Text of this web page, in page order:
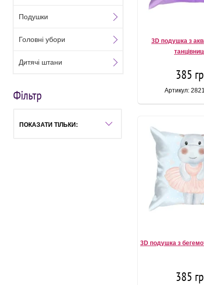
3D подушка з
385
Артикул:
3D подушка з
385
Подушки
Головні убори
Дитячі штани
Фільтр
ПОКАЗАТИ ТІЛЬКИ: